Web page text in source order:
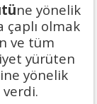
ne yönelik
çaplı olmak
ve tüm
yürüten
yönelik
verdi.